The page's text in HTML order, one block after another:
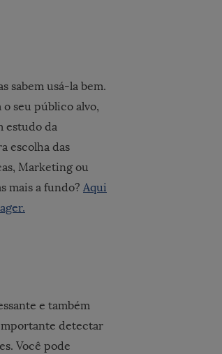
sabem usá-la bem.
seu público alvo,
estudo da
escolha das
Marketing ou
mais a fundo? Aqui
e também
detectar
Você pode